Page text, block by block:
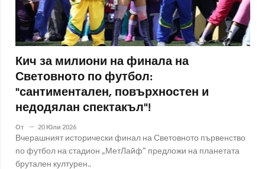
Кич за милиони на финала на
Световното по футбол:
"сантиментален, повърхностен и
недодялан спектакъл"!
От 20 Юли 2026
Вчерашният исторически финал на Световното първенство
по футбол на стадион „МетЛайф“ предложи на планетата
брутален културен..